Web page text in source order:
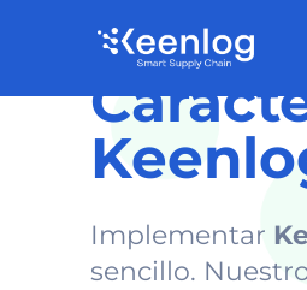
Implementar
sencillo.